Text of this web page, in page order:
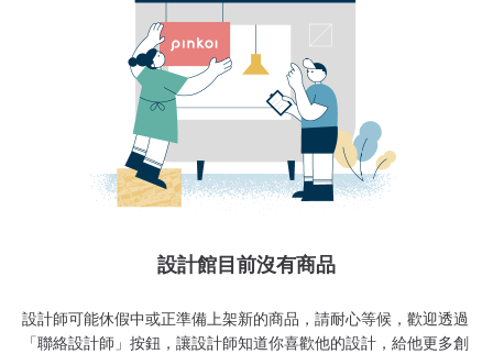
設計館目前沒有商品
設計師可能休假中或正準備上架新的商品，請耐心等候，歡迎透過
「聯絡設計師」按鈕，讓設計師知道你喜歡他的設計，給他更多創